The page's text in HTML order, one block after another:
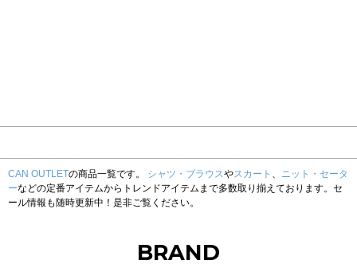
CAN OUTLETの商品一覧です。 シャツ・ブラウスやスカート 、 ニット・セータ
ーなどの定番アイテムからトレンドアイテムまで多数取り揃えております。セ
ール情報も随時更新中！是非ご覧ください。
BRAND